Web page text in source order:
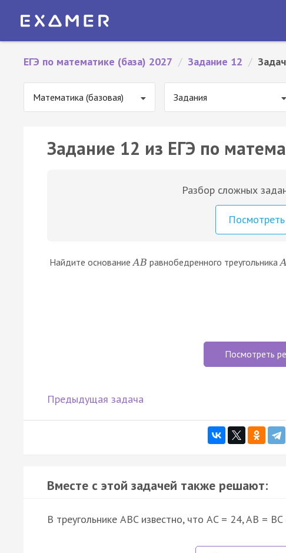
ЕГЭ по математике (база) 2027 / Задание 12 /
Математика (базовая) Задания
Задание 12 из ЕГЭ по
Разбор сложных
Посмотреть
Найдите основание AB равнобедренного треугольника A
Посмотреть
Предыдущая задача
Вместе с этой задачей также решают:
В треугольнике ABC известно, что AC = 24, AB =